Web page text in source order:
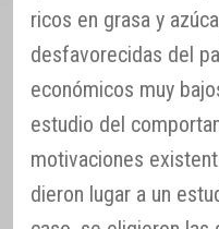
ricos en grasa y
desfavorecidas del
económicos muy
estudio del
motivaciones
dieron lugar a un